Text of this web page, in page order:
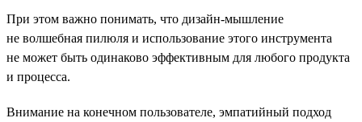
При этом важно понимать, что дизайн-мышление
не волшебная пилюля и использование этого инструмента
не может быть одинаково эффективным для любого продукта
и процесса.
Внимание на конечном пользователе, эмпатийный подход